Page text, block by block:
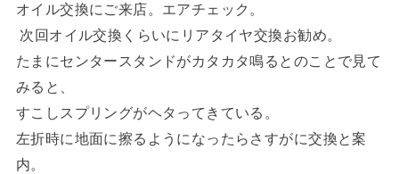
オイル交換にご来店。エアチェック。
次回オイル交換くらいにリアタイヤ交換お勧め。
たまにセンタースタンドがカタカタ鳴るとのことで見て
みると、
すこしスプリングがヘタってきている。
左折時に地面に擦るようになったらさすがに交換と案
内。